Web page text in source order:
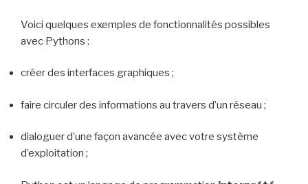
Voici quelques exemples de fonctionnalités possibles
avec Pythons :
créer des interfaces graphiques ;
faire circuler des informations au travers d’un réseau ;
dialoguer d’une façon avancée avec votre système
d’exploitation ;